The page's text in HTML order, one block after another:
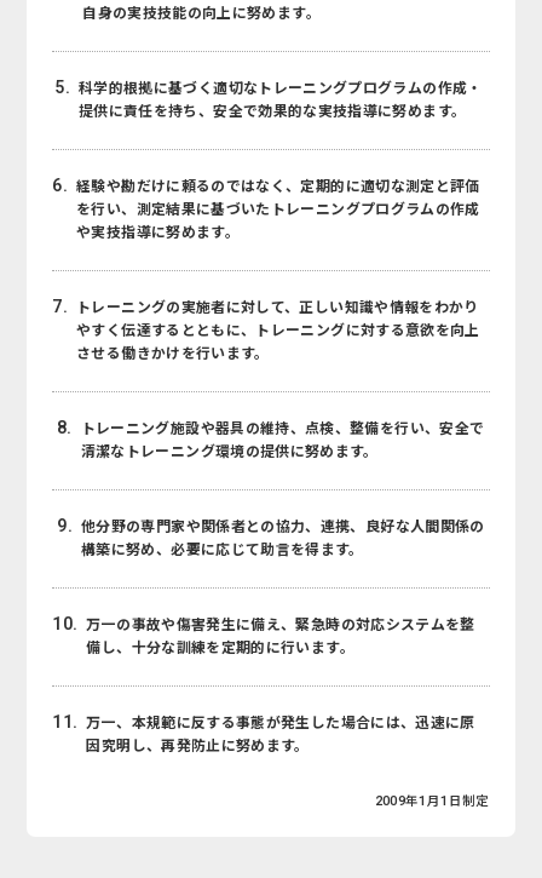
自身の実技技能の向上に努めます。
5. 科学的根拠に基づく適切なトレーニングプログラムの作成・
提供に責任を持ち、安全で効果的な実技指導に努めます。
6. 経験や勘だけに頼るのではなく、定期的に適切な測定と評価
を行い、測定結果に基づいたトレーニングプログラムの作成
や実技指導に努めます。
7.
トレーニングの実施者に対して、正しい知識や情報をわかり
やすく伝達するとともに、トレーニングに対する意欲を向上
させる働きかけを行います。
8.
トレーニング施設や器具の維持、点検、整備を行い、安全で
清潔なトレーニング環境の提供に努めます。
9. 他分野の専門家や関係者との協力、連携、良好な人間関係の
構築に努め、必要に応じて助言を得ます。
10.
万一の事故や傷害発生に備え、緊急時の対応システムを整
備し、十分な訓練を定期的に行います。
11.
万一、本規範に反する事態が発生した場合には、迅速に原
因究明し、再発防止に努めます。
2009年1月1日制定